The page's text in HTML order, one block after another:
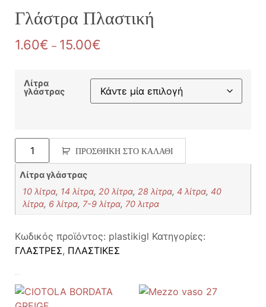
Γλάστρα Πλαστική
1.60€ – 15.00€
Λίτρα
γλάστρας
ΠΡΟΣΘΉΚΗ ΣΤΟ ΚΑΛΆΘΙ
Λίτρα γλάστρας
10 λίτρα, 14 λίτρα, 20 λίτρα, 28 λίτρα,4 λίτρα,40
λίτρα, 6 λίτρα, 7-9 λίτρα, 70 λιτρα
Κωδικός προϊόντος: plastikigl Κατηγορίες:
ΓΛΑΣΤΡΕΣ, ΠΛΑΣΤΙΚΕΣ